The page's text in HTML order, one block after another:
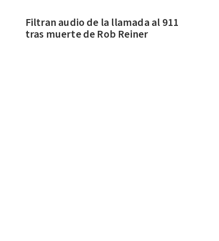
Filtran audio de la llamada al 911
tras muerte de Rob Reiner